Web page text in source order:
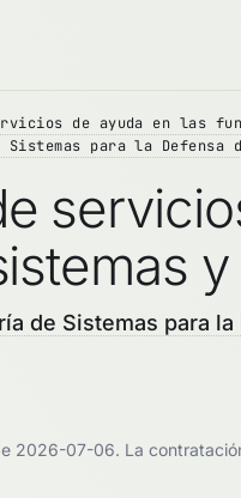
de ayuda en las
para la Defensa
de Sistemas para la
2026-07-06. La